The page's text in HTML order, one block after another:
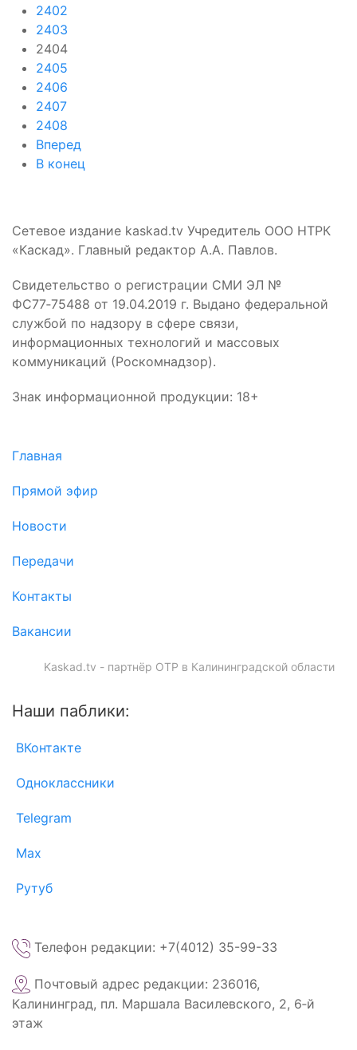
2402
2403
2404
2405
2406
2407
2408
Вперед
В конец
Сетевое издание kaskad.tv Учредитель ООО НТРК
«Каскад». Главный редактор А.А. Павлов.
Свидетельство о регистрации СМИ ЭЛ №
ФС77‑75488 от 19.04.2019 г. Выдано федеральной
службой по надзору в сфере связи,
информационных технологий и массовых
коммуникаций (Роскомнадзор).
Знак информационной продукции: 18+
Главная
Прямой эфир
Новости
Передачи
Контакты
Вакансии
Kaskad.tv - партнёр ОТР в Калининградской области
Наши паблики:
ВКонтакте
Одноклассники
Telegram
Max
Рутуб
Телефон редакции: +7(4012) 35-99-33
Почтовый адрес редакции: 236016,
Калининград, пл. Маршала Василевского, 2, 6‑й
этаж